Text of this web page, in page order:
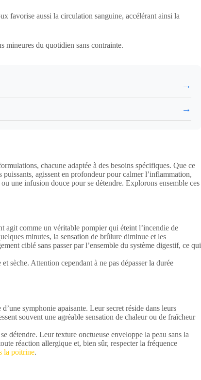
favorise aussi la circulation sanguine, accélérant ainsi la
mineures du quotidien sans contrainte.
→
→
chacune adaptée à des besoins spécifiques. Que ce
agissent en profondeur pour calmer l’inflammation,
une infusion douce pour se détendre. Explorons ensemble ces
agit comme un véritable pompier qui éteint l’incendie de
minutes, la sensation de brûlure diminue et les
ciblé sans passer par l’ensemble du système digestif, ce qui
sèche. Attention cependant à ne pas dépasser la durée
symphonie apaisante. Leur secret réside dans leurs
souvent une agréable sensation de chaleur ou de fraîcheur
détendre. Leur texture onctueuse enveloppe la peau sans la
réaction allergique et, bien sûr, respecter la fréquence
la poitrine.